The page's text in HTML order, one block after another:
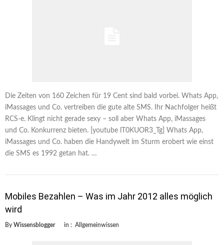
Die Zeiten von 160 Zeichen für 19 Cent sind bald vorbei. Whats App,
iMassages und Co. vertreiben die gute alte SMS. Ihr Nachfolger heißt
RCS-e. Klingt nicht gerade sexy – soll aber Whats App, iMassages
und Co. Konkurrenz bieten. [youtube lT0KUOR3_Tg] Whats App,
iMassages und Co. haben die Handywelt im Sturm erobert wie einst
die SMS es 1992 getan hat. …
Mobiles Bezahlen – Was im Jahr 2012 alles möglich
wird
By Wissensblogger in : Allgemeinwissen